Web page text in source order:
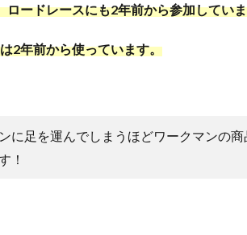
ードレースにも2年前から参加してい
2年前から使っています。
に足を運んでしまうほどワークマンの商
！